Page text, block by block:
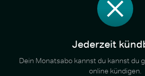
Jederzeit
Dein Monatsabo kannst du kannst du
online kündigen.